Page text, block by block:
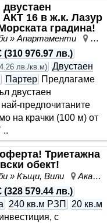
АКТ 16 в ж.к. Лазур
градина!
» Апартаменти
(310 976.97 лв.)
лв./кв.м) Двустаен
Партер Предлагаме
двустаен
предпочитаните
на крачки (100 м) от
..
Триетажна
обект!
» Къщи, Вили
Акациите, Бургас, област Бургас
(328 579.44 лв.)
240 кв.м РЗП
20 кв.м
с